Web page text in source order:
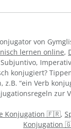
von
lernen online,
konjugiert?
z.B. “ein Verb
zur
Konjugation 🇫🇷,
Konjugation